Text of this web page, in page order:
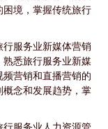
困境，掌握传统旅行
行服务业新媒体营销
熟悉旅行服务业新媒
营销和直播营销的
念和发展趋势，掌